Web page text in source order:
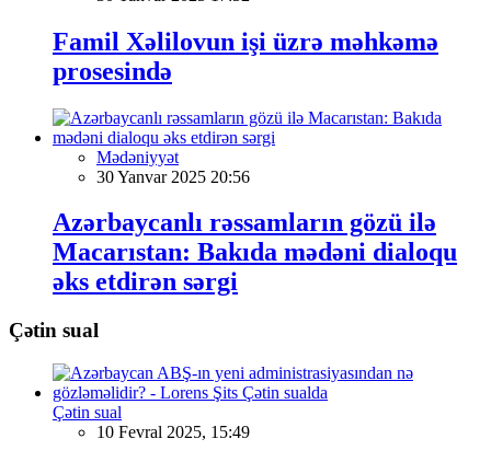
Famil Xəlilovun işi üzrə məhkəmə
prosesində
Mədəniyyət
30 Yanvar 2025 20:56
Azərbaycanlı rəssamların gözü ilə
Macarıstan: Bakıda mədəni dialoqu
əks etdirən sərgi
Çətin sual
Çətin sual
10 Fevral 2025, 15:49